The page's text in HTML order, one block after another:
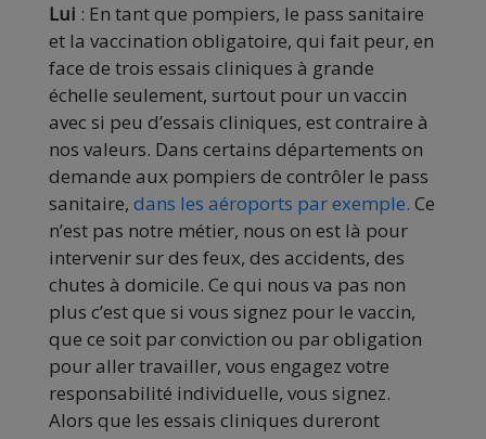
Lui : En tant que pompiers, le pass sanitaire
et la vaccination obligatoire, qui fait peur, en
face de trois essais cliniques à grande
échelle seulement, surtout pour un vaccin
avec si peu d’essais cliniques, est contraire à
nos valeurs. Dans certains départements on
demande aux pompiers de contrôler le pass
sanitaire, dans les aéroports par exemple. Ce
n’est pas notre métier, nous on est là pour
intervenir sur des feux, des accidents, des
chutes à domicile. Ce qui nous va pas non
plus c’est que si vous signez pour le vaccin,
que ce soit par conviction ou par obligation
pour aller travailler, vous engagez votre
responsabilité individuelle, vous signez.
Alors que les essais cliniques dureront